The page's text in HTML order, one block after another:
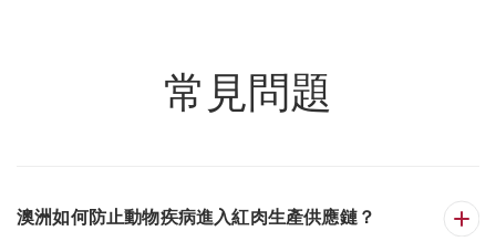
常見問題
澳洲如何防止動物疾病進入紅肉生產供應鏈？